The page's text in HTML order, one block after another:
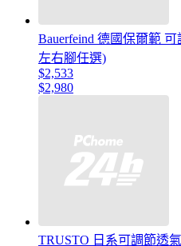
Bauerfeind 德國保爾範
左右腳任選)
$2,533
$2,980
TRUSTO 日系可調節透